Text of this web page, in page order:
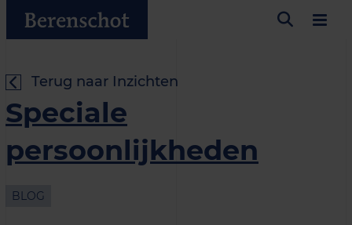
Terug naar Inzichten
Speciale
persoonlijkheden
BLOG